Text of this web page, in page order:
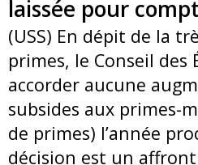
laissée pour
(USS) En dépit de la
primes, le Conseil des
accorder aucune
subsides aux primes-
de primes) l’année
décision est un